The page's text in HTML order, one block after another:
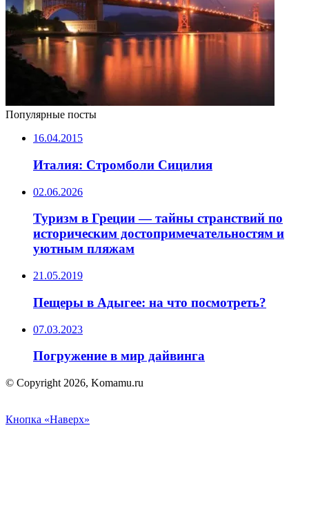
Популярные посты
16.04.2015
Италия: Стромболи Сицилия
02.06.2026
Туризм в Греции — тайны странствий по
историческим достопримечательностям и
уютным пляжам
21.05.2019
Пещеры в Адыгее: на что посмотреть?
07.03.2023
Погружение в мир дайвинга
© Copyright 2026, Komamu.ru
Кнопка «Наверх»